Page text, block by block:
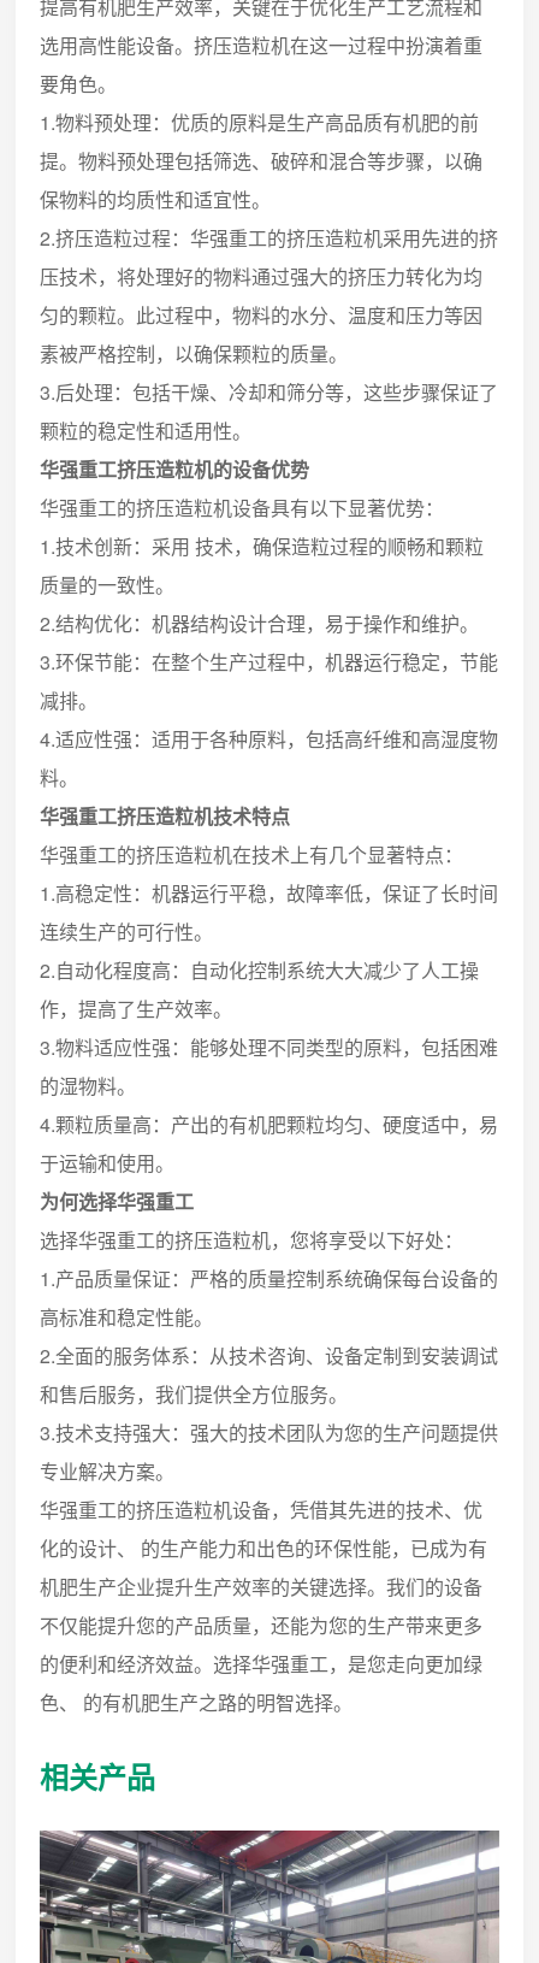
提高有机肥生产效率，关键在于优化生产工艺流程和
选用高性能设备。挤压造粒机在这一过程中扮演着重
要角色。
1.物料预处理：优质的原料是生产高品质有机肥的前
提。物料预处理包括筛选、破碎和混合等步骤，以确
保物料的均质性和适宜性。
2.挤压造粒过程：华强重工的挤压造粒机采用先进的挤
压技术，将处理好的物料通过强大的挤压力转化为均
匀的颗粒。此过程中，物料的水分、温度和压力等因
素被严格控制，以确保颗粒的质量。
3.后处理：包括干燥、冷却和筛分等，这些步骤保证了
颗粒的稳定性和适用性。
华强重工挤压造粒机的设备优势
华强重工的挤压造粒机设备具有以下显著优势：
1.技术创新：采用 技术，确保造粒过程的顺畅和颗粒
质量的一致性。
2.结构优化：机器结构设计合理，易于操作和维护。
3.环保节能：在整个生产过程中，机器运行稳定，节能
减排。
4.适应性强：适用于各种原料，包括高纤维和高湿度物
料。
华强重工挤压造粒机技术特点
华强重工的挤压造粒机在技术上有几个显著特点：
1.高稳定性：机器运行平稳，故障率低，保证了长时间
连续生产的可行性。
2.自动化程度高：自动化控制系统大大减少了人工操
作，提高了生产效率。
3.物料适应性强：能够处理不同类型的原料，包括困难
的湿物料。
4.颗粒质量高：产出的有机肥颗粒均匀、硬度适中，易
于运输和使用。
为何选择华强重工
选择华强重工的挤压造粒机，您将享受以下好处：
1.产品质量保证：严格的质量控制系统确保每台设备的
高标准和稳定性能。
2.全面的服务体系：从技术咨询、设备定制到安装调试
和售后服务，我们提供全方位服务。
3.技术支持强大：强大的技术团队为您的生产问题提供
专业解决方案。
华强重工的挤压造粒机设备，凭借其先进的技术、优
化的设计、 的生产能力和出色的环保性能，已成为有
机肥生产企业提升生产效率的关键选择。我们的设备
不仅能提升您的产品质量，还能为您的生产带来更多
的便利和经济效益。选择华强重工，是您走向更加绿
色、 的有机肥生产之路的明智选择。
相关产品